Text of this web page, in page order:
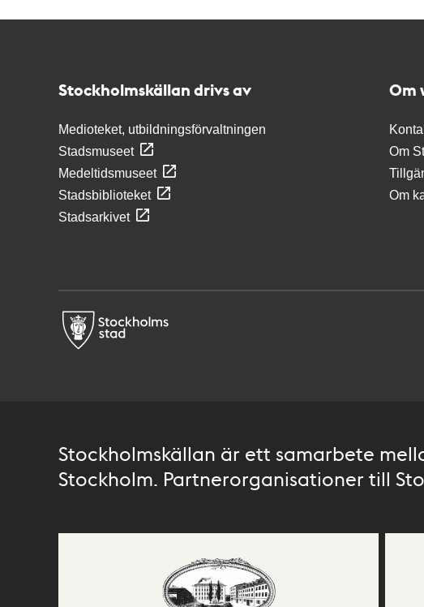
Stockholmskällan drivs av
Medioteket, utbildningsförvaltningen
Stadsmuseet
Medeltidsmuseet
Stadsbiblioteket
Stadsarkivet
Om
Om
Om
Stockholmskällan är ett samarbete
Stockholm. Partnerorganisationer till